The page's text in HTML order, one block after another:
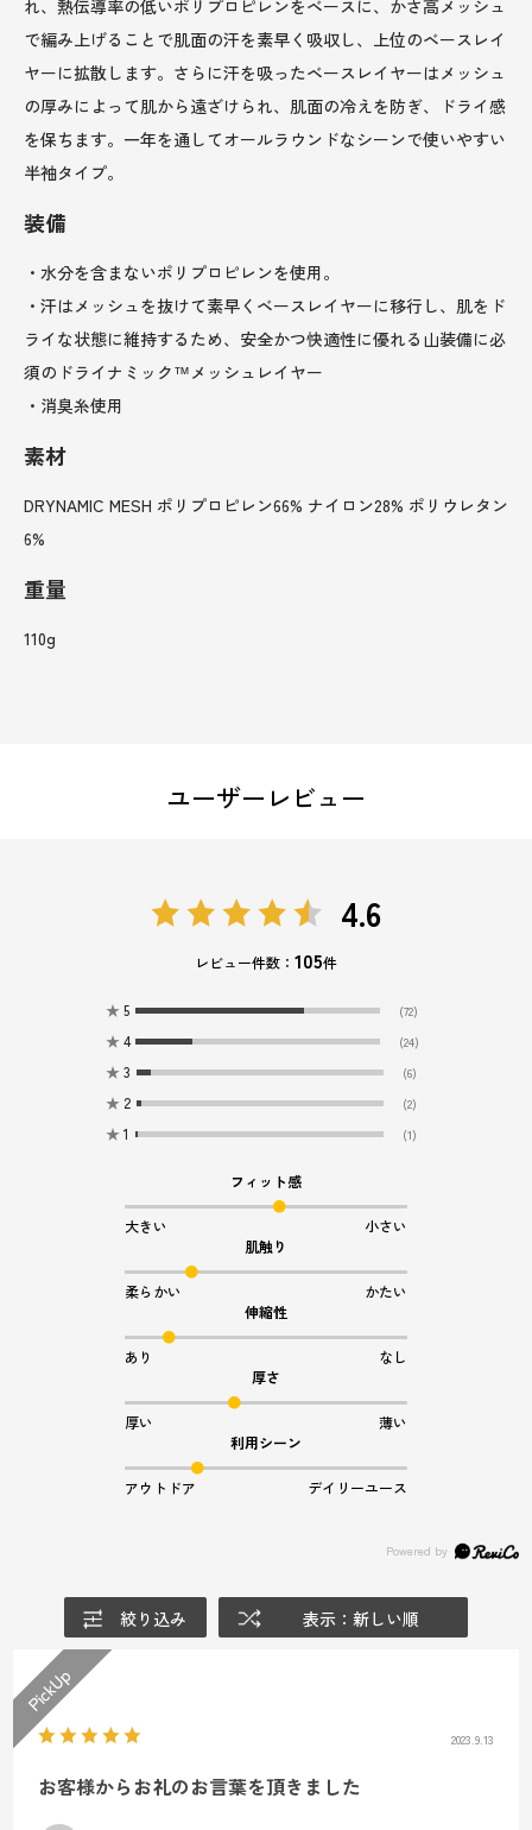
れ、熱伝導率の低いポリプロピレンをベースに、かさ高メッシュ
で編み上げることで肌面の汗を素早く吸収し、上位のベースレイ
ヤーに拡散します。さらに汗を吸ったベースレイヤーはメッシュ
の厚みによって肌から遠ざけられ、肌面の冷えを防ぎ、ドライ感
を保ちます。一年を通してオールラウンドなシーンで使いやすい
半袖タイプ。
装備
・水分を含まないポリプロピレンを使用。
・汗はメッシュを抜けて素早くベースレイヤーに移行し、肌をド
ライな状態に維持するため、安全かつ快適性に優れる山装備に必
須のドライナミック™メッシュレイヤー
・消臭糸使用
素材
DRYNAMIC MESH ポリプロピレン66% ナイロン28% ポリウレタン
6%
重量
110g
ユーザーレビュー
4.6
レビュー件数： 105件
★ 5 (72)
★ 4 (24)
★ 3 (6)
★ 2 (2)
★ 1 (1)
フィット感
大きい
小さい
肌触り
柔らかい
かたい
伸縮性
あり
なし
厚さ
厚い
薄い
利用シーン
アウトドア デイリーユース
絞り込み 表示：新しい順
2023.9.13
お客様からお礼のお言葉を頂きました